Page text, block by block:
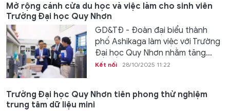
Mở rộng cánh cửa du học và việc làm cho sinh viên
Trường Đại học Quy Nhơn
GD&TĐ - Đoàn đại biểu thành
phố Ashikaga làm việc với Trường
Đại học Quy Nhơn nhằm tăng...
Kết nối 28/10/2025 11:22
Trường Đại học Quy Nhơn tiên phong thử nghiệm
trung tâm dữ liệu mini